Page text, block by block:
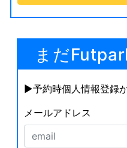
まだ
▶︎予約時個人情報登録
メールアドレス